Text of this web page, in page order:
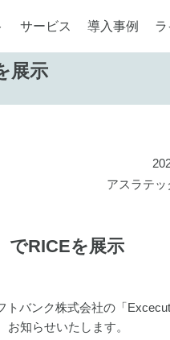
サービス 導入事例 ラ
展示
アスラテ
でRICEを展示
トバンク株式会社の「
知らせいたします。